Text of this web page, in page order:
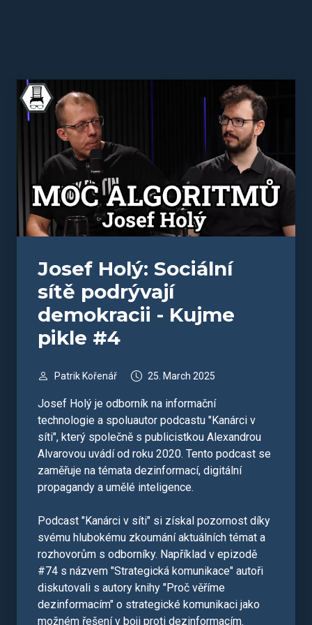
Josef Holý: Sociální
sítě podrývají
demokracii - Kujme
pikle #4
Patrik Kořenář 25. March 2025
Josef Holý je odborník na informační
technologie a spoluautor podcastu "Kanárci v
síti", který společně s publicistkou Alexandrou
Alvarovou uvádí od roku 2020. Tento podcast se
zaměřuje na témata dezinformací, digitální
propagandy a umělé inteligence.
Podcast "Kanárci v síti" si získal pozornost díky
svému hlubokému zkoumání aktuálních témat a
rozhovorům s odborníky. Například v epizodě
#74 s názvem "Strategická komunikace" autoři
diskutovali s autory knihy "Proč věříme
dezinformacím" o strategické komunikaci jako
možném řešení v boji proti dezinformacím.